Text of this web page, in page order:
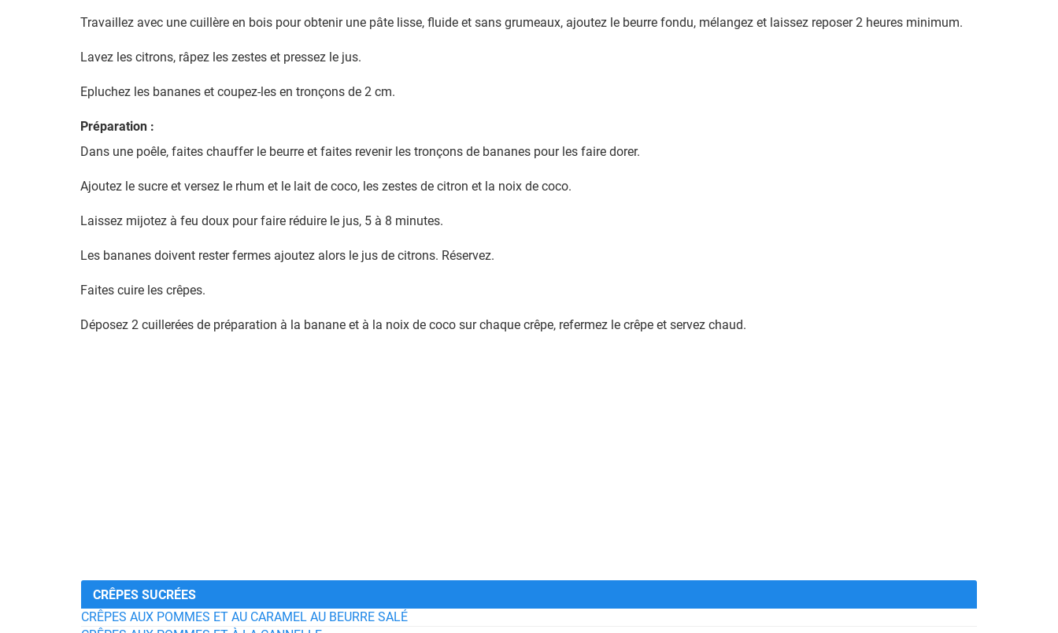
Travaillez avec une cuillère en bois pour obtenir une pâte lisse, fluide et sans grumeaux, ajoutez le beurre fondu, mélangez et laissez reposer 2 heures minimum.
Lavez les citrons, râpez les zestes et pressez le jus.
Epluchez les bananes et coupez-les en tronçons de 2 cm.
Préparation :
Dans une poêle, faites chauffer le beurre et faites revenir les tronçons de bananes pour les faire dorer.
Ajoutez le sucre et versez le rhum et le lait de coco, les zestes de citron et la noix de coco.
Laissez mijotez à feu doux pour faire réduire le jus, 5 à 8 minutes.
Les bananes doivent rester fermes ajoutez alors le jus de citrons. Réservez.
Faites cuire les crêpes.
Déposez 2 cuillerées de préparation à la banane et à la noix de coco sur chaque crêpe, refermez le crêpe et servez chaud.
CRÊPES SUCRÉES
CRÊPES AUX POMMES ET AU CARAMEL AU BEURRE SALÉ